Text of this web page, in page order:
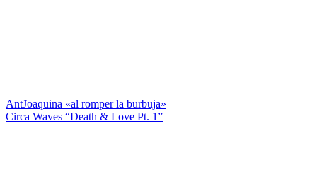
AntJoaquina «al romper la burbuja»
Circa Waves “Death & Love Pt. 1”